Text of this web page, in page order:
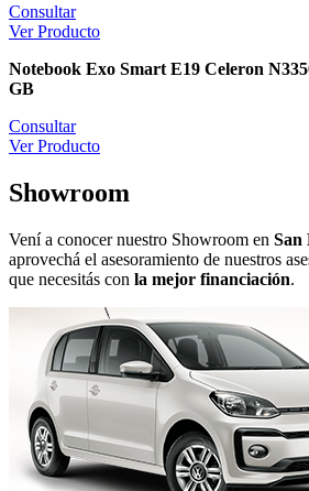
Consultar
Ver Producto
Notebook Exo Smart E19 Celeron
GB
Consultar
Ver Producto
Showroom
Vení a conocer nuestro Showroom en San
aprovechá el asesoramiento de nuestros
que necesitás con la mejor financiación.